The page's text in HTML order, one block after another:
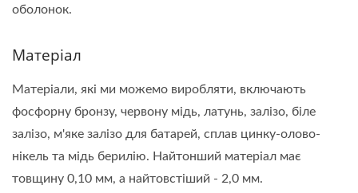
оболонок.
Матеріал
Матеріали, які ми можемо виробляти, включають
фосфорну бронзу, червону мідь, латунь, залізо, біле
залізо, м'яке залізо для батарей, сплав цинку-олово-
нікель та мідь берилію. Найтонший матеріал має
товщину 0,10 мм, а найтовстіший - 2,0 мм.